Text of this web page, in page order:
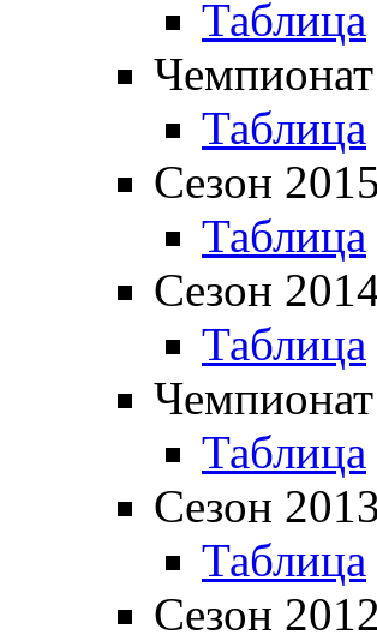
Таблица
Таблица
Сезон
Таблица
Сезон
Таблица
Таблица
Сезон
Таблица
Сезон